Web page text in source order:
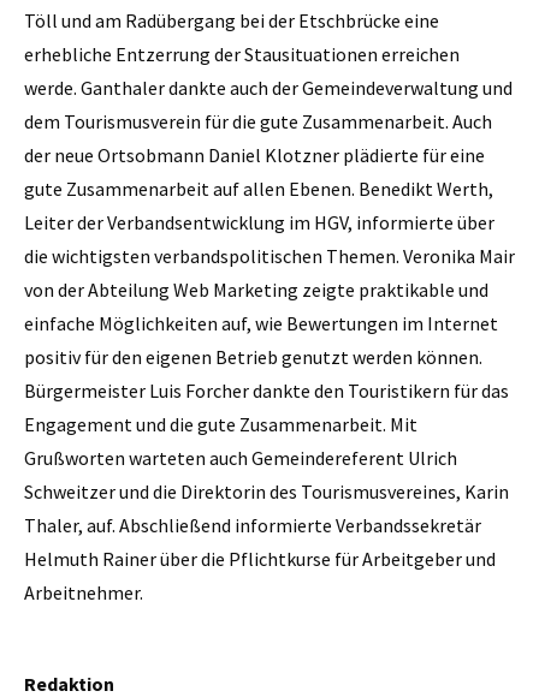
Töll und am Radübergang bei der Etschbrücke eine
erhebliche Entzerrung der Stausituationen erreichen
werde. Ganthaler dankte auch der Gemeindeverwaltung und
dem Tourismusverein für die gute Zusammenarbeit. Auch
der neue Ortsobmann Daniel Klotzner plädierte für eine
gute Zusammenarbeit auf allen Ebenen. Benedikt Werth,
Leiter der Verbandsentwicklung im HGV, informierte über
die wichtigsten verbandspolitischen Themen. Veronika Mair
von der Abteilung Web Marketing zeigte praktikable und
einfache Möglichkeiten auf, wie Bewertungen im Internet
positiv für den eigenen Betrieb genutzt werden können.
Bürgermeister Luis Forcher dankte den Touristikern für das
Engagement und die gute Zusammenarbeit. Mit
Grußworten warteten auch Gemeindereferent Ulrich
Schweitzer und die Direktorin des Tourismusvereines, Karin
Thaler, auf. Abschließend informierte Verbandssekretär
Helmuth Rainer über die Pflichtkurse für Arbeitgeber und
Arbeitnehmer.
Redaktion